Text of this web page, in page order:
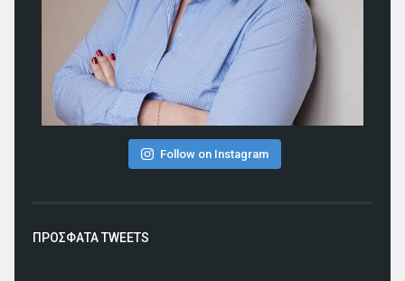
Follow on Instagram
ΠΡΟΣΦΑΤΑ TWEETS